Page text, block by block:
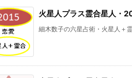
火星人プラス霊合星人・
細木数子の六星占術・火星人＋